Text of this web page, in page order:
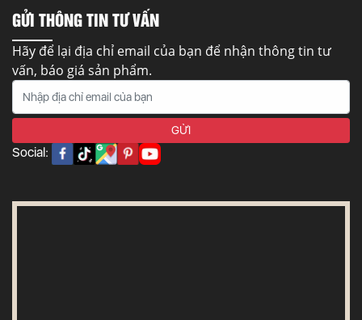
GỬI THÔNG TIN TƯ VẤN
Hãy để lại địa chỉ email của bạn để nhận thông tin tư
vấn, báo giá sản phẩm.
Social: